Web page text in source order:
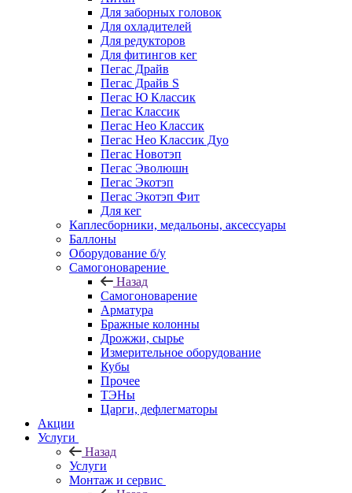
Для заборных головок
Для охладителей
Для редукторов
Для фитингов кег
Пегас Драйв
Пегас Драйв S
Пегас Ю Классик
Пегас Классик
Пегас Нео Классик
Пегас Нео Классик Дуо
Пегас Новотэп
Пегас Эволюшн
Пегас Экотэп
Пегас Экотэп Фит
Для кег
Каплесборники, медальоны, аксессуары
Баллоны
Оборудование б/у
Самогоноварение
Назад
Самогоноварение
Арматура
Бражные колонны
Дрожжи, сырье
Измерительное оборудование
Кубы
Прочее
ТЭНы
Царги, дефлегматоры
Акции
Услуги
Назад
Услуги
Монтаж и сервис